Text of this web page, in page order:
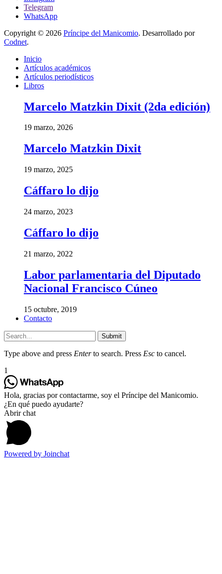
Telegram
WhatsApp
Copyright © 2026 Príncipe del Manicomio. Desarrollado por
Codnet.
Inicio
Artículos académicos
Artículos periodísticos
Libros
Marcelo Matzkin Dixit (2da edición)
19 marzo, 2026
Marcelo Matzkin Dixit
19 marzo, 2025
Cáffaro lo dijo
24 marzo, 2023
Cáffaro lo dijo
21 marzo, 2022
Labor parlamentaria del Diputado
Nacional Francisco Cúneo
15 octubre, 2019
Contacto
Submit
Type above and press Enterto search. Press Esc to cancel.
1
Hola, gracias por contactarme, soy el Príncipe del Manicomio.
¿En qué puedo ayudarte?
Abrir chat
Powered by Joinchat